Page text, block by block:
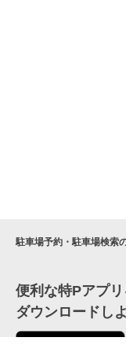
駐車場予約・駐車場検索
便利な特Pアプリ
ダウンロードし